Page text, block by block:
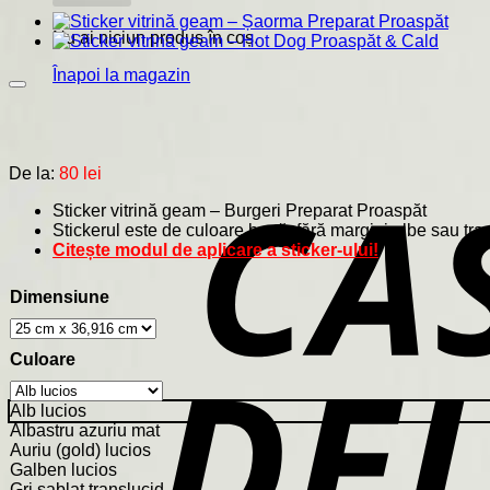
Nu ai niciun produs în coș.
Înapoi la magazin
De la: 80 lei
Sticker vitrină geam – Burgeri Preparat Proaspăt
Stickerul este de culoare brută, fără margini albe sau
Citește modul de aplicare a sticker-ului!
Dimensiune
Culoare
Alb lucios
Albastru azuriu mat
Auriu (gold) lucios
Galben lucios